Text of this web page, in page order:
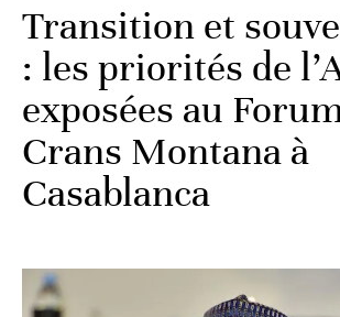
Transition et
: les priorités de
exposées au
Crans Montana à
Casablanca